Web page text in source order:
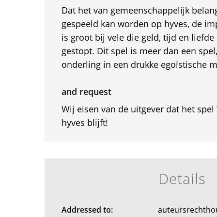
Dat het van gemeenschappelijk
gespeeld kan worden op hyves, de
is groot bij vele die geld, tijd en
gestopt. Dit spel is meer dan een
onderling in een drukke egoïstische
and request
Wij eisen van de uitgever dat het
hyves blijft!
Details
Addressed to: